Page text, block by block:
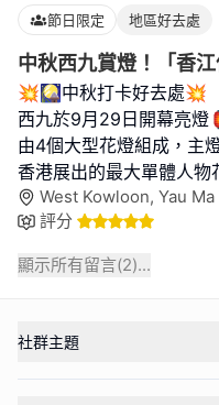
節日限定 地區好去處
中秋西九賞燈！「香
💥🎑中秋打卡好去處💥
西九於9月29日開幕亮燈
由4個大型花燈組成，主
香港展出的最大單體人
West Kowloon, Yau Ma
評分
顯示所有留言(2)...
社群主題